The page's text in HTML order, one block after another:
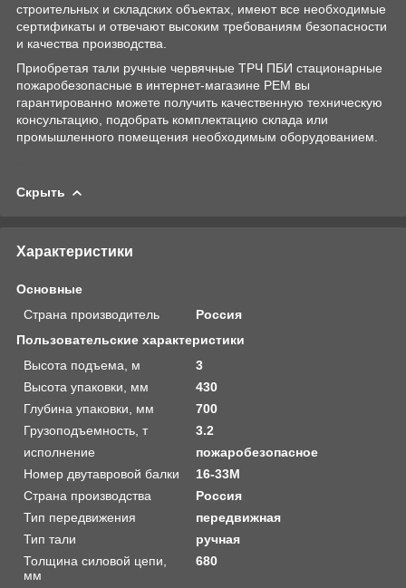
строительных и складских объектах, имеют все необходимые
сертификаты и отвечают высоким требованиям безопасности
и качества производства.
Приобретая тали ручные червячные ТРЧ ПБИ стационарные
пожаробезопасные в интернет-магазине РЕМ вы
гарантированно можете получить качественную техническую
консультацию, подобрать комплектацию склада или
промышленного помещения необходимым оборудованием.
Скрыть
Характеристики
Основные
Страна производитель
Россия
Пользовательские характеристики
Высота подъема, м
3
Высота упаковки, мм
430
Глубина упаковки, мм
700
Грузоподъемность, т
3.2
исполнение
пожаробезопасное
Номер двутавровой балки
16-33М
Страна производства
Россия
Тип передвижения
передвижная
Тип тали
ручная
Толщина силовой цепи,
мм
680